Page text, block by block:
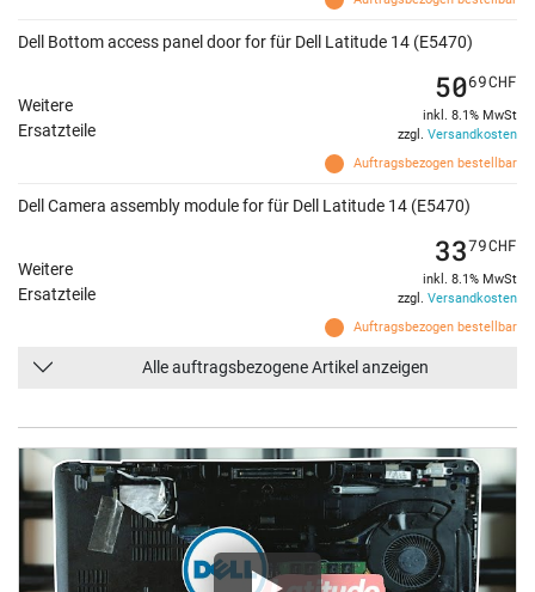
Dell Bottom access panel door for für Dell Latitude 14 (E5470)
Weitere
Ersatzteile
Auftragsbezogen bestellbar
5069CHF
inkl. 8.1% MwSt
zzgl. Versandkosten
Dell Camera assembly module for für Dell Latitude 14 (E5470)
Weitere
Ersatzteile
Auftragsbezogen bestellbar
3379CHF
inkl. 8.1% MwSt
zzgl. Versandkosten
Alle auftragsbezogene Artikel anzeigen